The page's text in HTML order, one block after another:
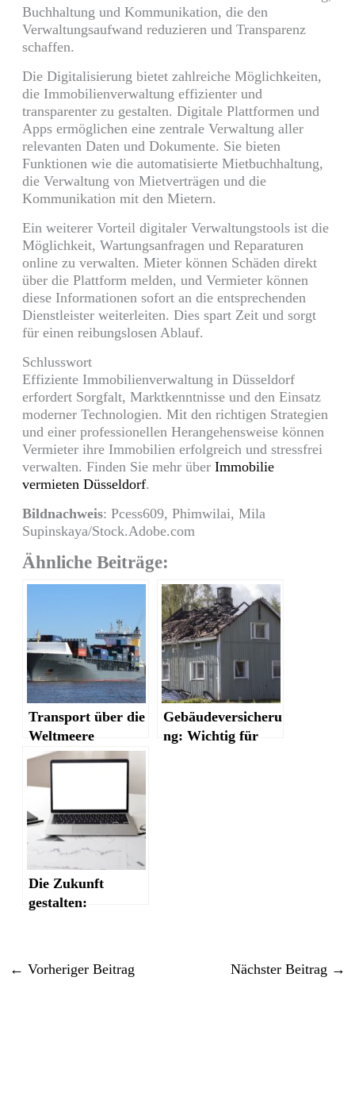
Buchhaltung und Kommunikation, die den
Verwaltungsaufwand reduzieren und Transparenz
schaffen.
Die Digitalisierung bietet zahlreiche Möglichkeiten,
die Immobilienverwaltung effizienter und
transparenter zu gestalten. Digitale Plattformen und
Apps ermöglichen eine zentrale Verwaltung aller
relevanten Daten und Dokumente. Sie bieten
Funktionen wie die automatisierte Mietbuchhaltung,
die Verwaltung von Mietverträgen und die
Kommunikation mit den Mietern.
Ein weiterer Vorteil digitaler Verwaltungstools ist die
Möglichkeit, Wartungsanfragen und Reparaturen
online zu verwalten. Mieter können Schäden direkt
über die Plattform melden, und Vermieter können
diese Informationen sofort an die entsprechenden
Dienstleister weiterleiten. Dies spart Zeit und sorgt
für einen reibungslosen Ablauf.
Schlusswort
Effiziente Immobilienverwaltung in Düsseldorf
erfordert Sorgfalt, Marktkenntnisse und den Einsatz
moderner Technologien. Mit den richtigen Strategien
und einer professionellen Herangehensweise können
Vermieter ihre Immobilien erfolgreich und stressfrei
verwalten. Finden Sie mehr überImmobilie
vermieten Düsseldorf.
Bildnachweis: Pcess609, Phimwilai, Mila
Supinskaya/Stock.Adobe.com
Ähnliche Beiträge:
Transport über die
Weltmeere
Gebäudeversicheru
ng: Wichtig für
Die Zukunft
gestalten:
← Vorheriger Beitrag Nächster Beitrag →